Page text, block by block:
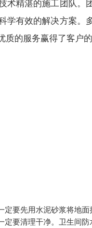
精湛的施工团队。
学有效的解决方案。
的服务赢得了客户的
要先用水泥砂浆将地
要清理干净。卫生间